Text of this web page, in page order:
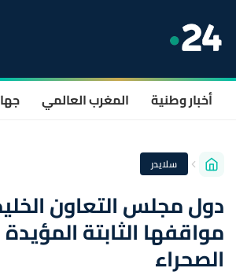
أخبار وطنية المغرب العالمي
سلايدر
دول مجلس التعاون
مواقفها الثابتة
الصحراء